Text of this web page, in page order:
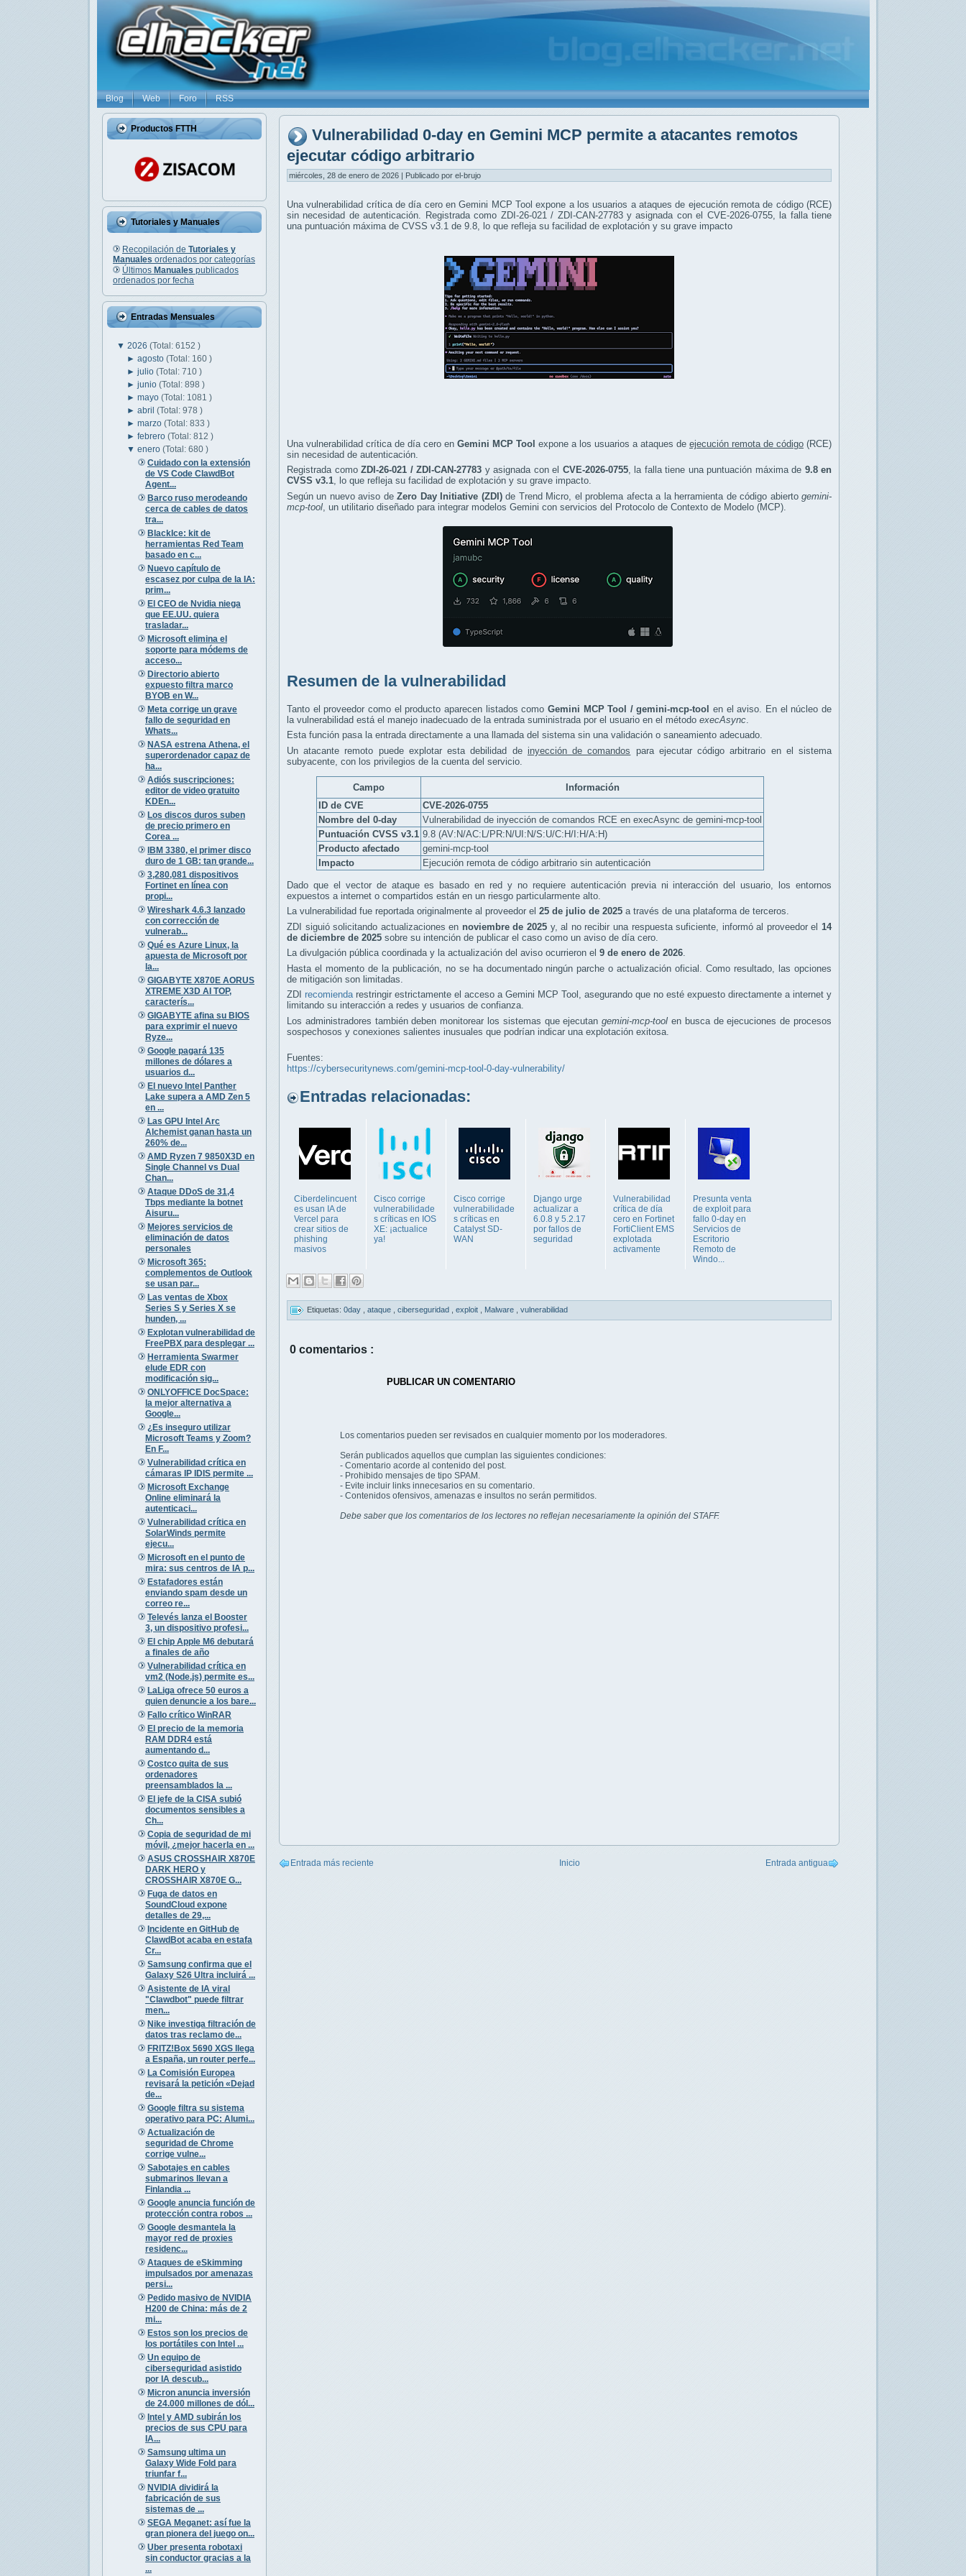
Blog Web Foro RSS
Productos FTTH
Tutoriales y Manuales
Recopilación de Tutoriales y
Manuales ordenados por categorías
Últimos Manuales publicados
ordenados por fecha
Entradas Mensuales
▼ 2026 (Total: 6152 )
►agosto(Total: 160 )
►julio(Total: 710 )
►junio(Total: 898 )
►mayo(Total: 1081 )
►abril(Total: 978 )
►marzo(Total: 833 )
►febrero(Total: 812 )
▼enero(Total: 680 )
Cuidado con la extensión
de VS Code ClawdBot
Agent...
Barco ruso merodeando
cerca de cables de datos
tra...
BlackIce: kit de
herramientas Red Team
basado en c...
Nuevo capítulo de
escasez por culpa de la IA:
prim...
El CEO de Nvidia niega
que EE.UU. quiera
trasladar...
Microsoft elimina el
soporte para módems de
acceso...
Directorio abierto
expuesto filtra marco
BYOB en W...
Meta corrige un grave
fallo de seguridad en
Whats...
NASA estrena Athena, el
superordenador capaz de
ha...
Adiós suscripciones:
editor de video gratuito
KDEn...
Los discos duros suben
de precio primero en
Corea ...
IBM 3380, el primer disco
duro de 1 GB: tan grande...
3,280,081 dispositivos
Fortinet en línea con
propi...
Wireshark 4.6.3 lanzado
con corrección de
vulnerab...
Qué es Azure Linux, la
apuesta de Microsoft por
la...
GIGABYTE X870E AORUS
XTREME X3D AI TOP,
caracterís...
GIGABYTE afina su BIOS
para exprimir el nuevo
Ryze...
Google pagará 135
millones de dólares a
usuarios d...
El nuevo Intel Panther
Lake supera a AMD Zen 5
en ...
Las GPU Intel Arc
Alchemist ganan hasta un
260% de...
AMD Ryzen 7 9850X3D en
Single Channel vs Dual
Chan...
Ataque DDoS de 31,4
Tbps mediante la botnet
Aisuru...
Mejores servicios de
eliminación de datos
personales
Microsoft 365:
complementos de Outlook
se usan par...
Las ventas de Xbox
Series S y Series X se
hunden, ...
Explotan vulnerabilidad de
FreePBX para desplegar ...
Herramienta Swarmer
elude EDR con
modificación sig...
ONLYOFFICE DocSpace:
la mejor alternativa a
Google...
¿Es inseguro utilizar
Microsoft Teams y Zoom?
En F...
Vulnerabilidad crítica en
cámaras IP IDIS permite ...
Microsoft Exchange
Online eliminará la
autenticaci...
Vulnerabilidad crítica en
SolarWinds permite
ejecu...
Microsoft en el punto de
mira: sus centros de IA p...
Estafadores están
enviando spam desde un
correo re...
Televés lanza el Booster
3, un dispositivo profesi...
El chip Apple M6 debutará
a finales de año
Vulnerabilidad crítica en
vm2 (Node.js) permite es...
LaLiga ofrece 50 euros a
quien denuncie a los bare...
Fallo crítico WinRAR
El precio de la memoria
RAM DDR4 está
aumentando d...
Costco quita de sus
ordenadores
preensamblados la ...
El jefe de la CISA subió
documentos sensibles a
Ch...
Copia de seguridad de mi
móvil, ¿mejor hacerla en ...
ASUS CROSSHAIR X870E
DARK HERO y
CROSSHAIR X870E G...
Fuga de datos en
SoundCloud expone
detalles de 29,...
Incidente en GitHub de
ClawdBot acaba en estafa
Cr...
Samsung confirma que el
Galaxy S26 Ultra incluirá ...
Asistente de IA viral
"Clawdbot" puede filtrar
men...
Nike investiga filtración de
datos tras reclamo de...
FRITZ!Box 5690 XGS llega
a España, un router perfe...
La Comisión Europea
revisará la petición «Dejad
de...
Google filtra su sistema
operativo para PC: Alumi...
Actualización de
seguridad de Chrome
corrige vulne...
Sabotajes en cables
submarinos llevan a
Finlandia ...
Google anuncia función de
protección contra robos ...
Google desmantela la
mayor red de proxies
residenc...
Ataques de eSkimming
impulsados por amenazas
persi...
Pedido masivo de NVIDIA
H200 de China: más de 2
mi...
Estos son los precios de
los portátiles con Intel ...
Un equipo de
ciberseguridad asistido
por IA descub...
Micron anuncia inversión
de 24.000 millones de dól...
Intel y AMD subirán los
precios de sus CPU para
IA...
Samsung ultima un
Galaxy Wide Fold para
triunfar f...
NVIDIA dividirá la
fabricación de sus
sistemas de ...
SEGA Meganet: así fue la
gran pionera del juego on...
Uber presenta robotaxi
sin conductor gracias a la
...
Vulnerabilidad 0-day en Gemini MCP permite a atacantes remotos
ejecutar código arbitrario
miércoles, 28 de enero de 2026 | Publicado por el-brujo
Una vulnerabilidad crítica de día cero en Gemini MCP Tool expone a los usuarios a ataques de ejecución remota de código (RCE)
sin necesidad de autenticación. Registrada como ZDI-26-021 / ZDI-CAN-27783 y asignada con el CVE-2026-0755, la falla tiene
una puntuación máxima de CVSS v3.1 de 9.8, lo que refleja su facilidad de explotación y su grave impacto
Una vulnerabilidad crítica de día cero en Gemini MCP Tool expone a los usuarios a ataques de ejecución remota de código (RCE)
sin necesidad de autenticación.
Registrada como ZDI-26-021 / ZDI-CAN-27783 y asignada con el CVE-2026-0755, la falla tiene una puntuación máxima de 9.8 en
CVSS v3.1, lo que refleja su facilidad de explotación y su grave impacto.
Según un nuevo aviso deZero Day Initiative (ZDI)de Trend Micro, el problema afecta a la herramienta de código abiertogemini-
mcp-tool , un utilitario diseñado para integrar modelos Gemini con servicios del Protocolo de Contexto de Modelo (MCP).
Resumen de la vulnerabilidad
Tanto el proveedor como el producto aparecen listados como Gemini MCP Tool / gemini-mcp-tool en el aviso. En el núcleo de
la vulnerabilidad está el manejo inadecuado de la entrada suministrada por el usuario en el método execAsync
Esta función pasa la entrada directamente a una llamada del sistema sin una validación o saneamiento adecuado.
Un atacante remoto puede explotar esta debilidad de inyección de comandos para ejecutar código arbitrario en el sistema
subyacente, con los privilegios de la cuenta del servicio.
Campo
Información
ID de CVE
CVE-2026-0755
Nombre del 0-day
Vulnerabilidad de inyección de comandos RCE en execAsync de gemini-mcp-tool
Puntuación CVSS v3.1 9.8 (AV:N/AC:L/PR:N/UI:N/S:U/C:H/I:H/A:H)
Producto afectado
gemini-mcp-tool
Impacto
Ejecución remota de código arbitrario sin autenticación
Dado que el vector de ataque es basado en red y no requiere autenticación previa ni interacción del usuario, los entornos
expuestos a internet o compartidos están en un riesgo particularmente alto.
La vulnerabilidad fue reportada originalmente al proveedor el 25 de julio de 2025 a través de una plataforma de terceros.
ZDI siguió solicitando actualizaciones en noviembre de 2025 y, al no recibir una respuesta suficiente, informó al proveedor el 14
de diciembre de 2025 sobre su intención de publicar el caso como un aviso de día cero.
La divulgación pública coordinada y la actualización del aviso ocurrieron el 9 de enero de 2026.
Hasta el momento de la publicación, no se ha documentado ningún parche o actualización oficial. Como resultado, las opciones
de mitigación son limitadas.
ZDI recomiendarestringir estrictamente el acceso a Gemini MCP Tool, asegurando que no esté expuesto directamente a internet y
limitando su interacción a redes y usuarios de confianza.
Los administradores también deben monitorear los sistemas que ejecutangemini-mcp-tool en busca de ejecuciones de procesos
sospechosos y conexiones salientes inusuales que podrían indicar una explotación exitosa.
Fuentes:
https://cybersecuritynews.com/gemini-mcp-tool-0-day-vulnerability/
Entradas relacionadas:
Ciberdelincuent
es usan IA de
Vercel para
crear sitios de
phishing
masivos
Cisco corrige
vulnerabilidade
s críticas en IOS
XE: ¡actualice
ya!
Cisco corrige
vulnerabilidade
s críticas en
Catalyst SD-
WAN
Django urge
actualizar a
6.0.8 y 5.2.17
por fallos de
seguridad
Vulnerabilidad
crítica de día
cero en Fortinet
FortiClient EMS
explotada
activamente
Presunta venta
de exploit para
fallo 0-day en
Servicios de
Escritorio
Remoto de
Windo...
Etiquetas: 0day ataque ciberseguridad exploit Malware vulnerabilidad
0 comentarios :
PUBLICAR UN COMENTARIO
Los comentarios pueden ser revisados en cualquier momento por los moderadores.
Serán publicados aquellos que cumplan las siguientes condiciones:
- Comentario acorde al contenido del post.
- Prohibido mensajes de tipo SPAM.
- Evite incluir links innecesarios en su comentario.
- Contenidos ofensivos, amenazas e insultos no serán permitidos.
Debe saber que los comentarios de los lectores no reflejan necesariamente la opinión del STAFF.
Entrada más reciente Entrada antigua
Inicio